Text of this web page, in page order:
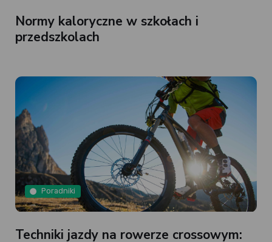
Normy kaloryczne w szkołach i
przedszkolach
Poradniki
Techniki jazdy na rowerze crossowym: